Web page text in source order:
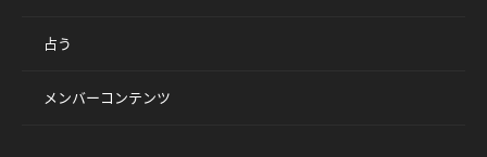
占う
メンバーコンテンツ